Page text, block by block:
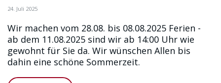
24. Juli 2025
Wir machen vom 28.08. bis 08.08.2025 Ferien -
ab dem 11.08.2025 sind wir ab 14:00 Uhr wie
gewohnt für Sie da. Wir wünschen Allen bis
dahin eine schöne Sommerzeit.